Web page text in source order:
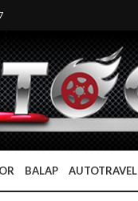
BALAP AUTOTRAVEL